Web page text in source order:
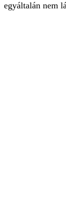
egyáltalán nem